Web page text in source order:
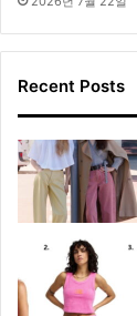
Recent Posts